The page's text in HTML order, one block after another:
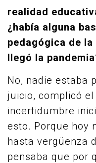
realidad
¿había alguna
pedagógica de
llegó la
No, nadie estaba
juicio, complicó
incertidumbre
esto. Porque hoy
hasta vergüenza
pensaba que por